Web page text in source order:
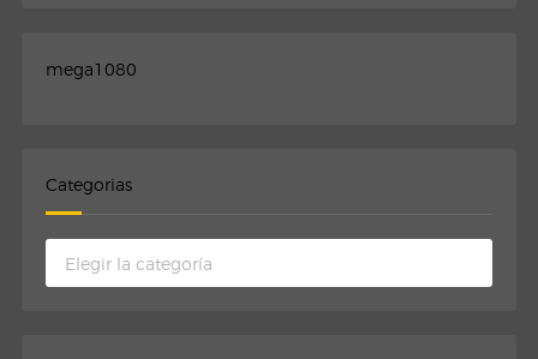
mega1080
Categorias
Categorias